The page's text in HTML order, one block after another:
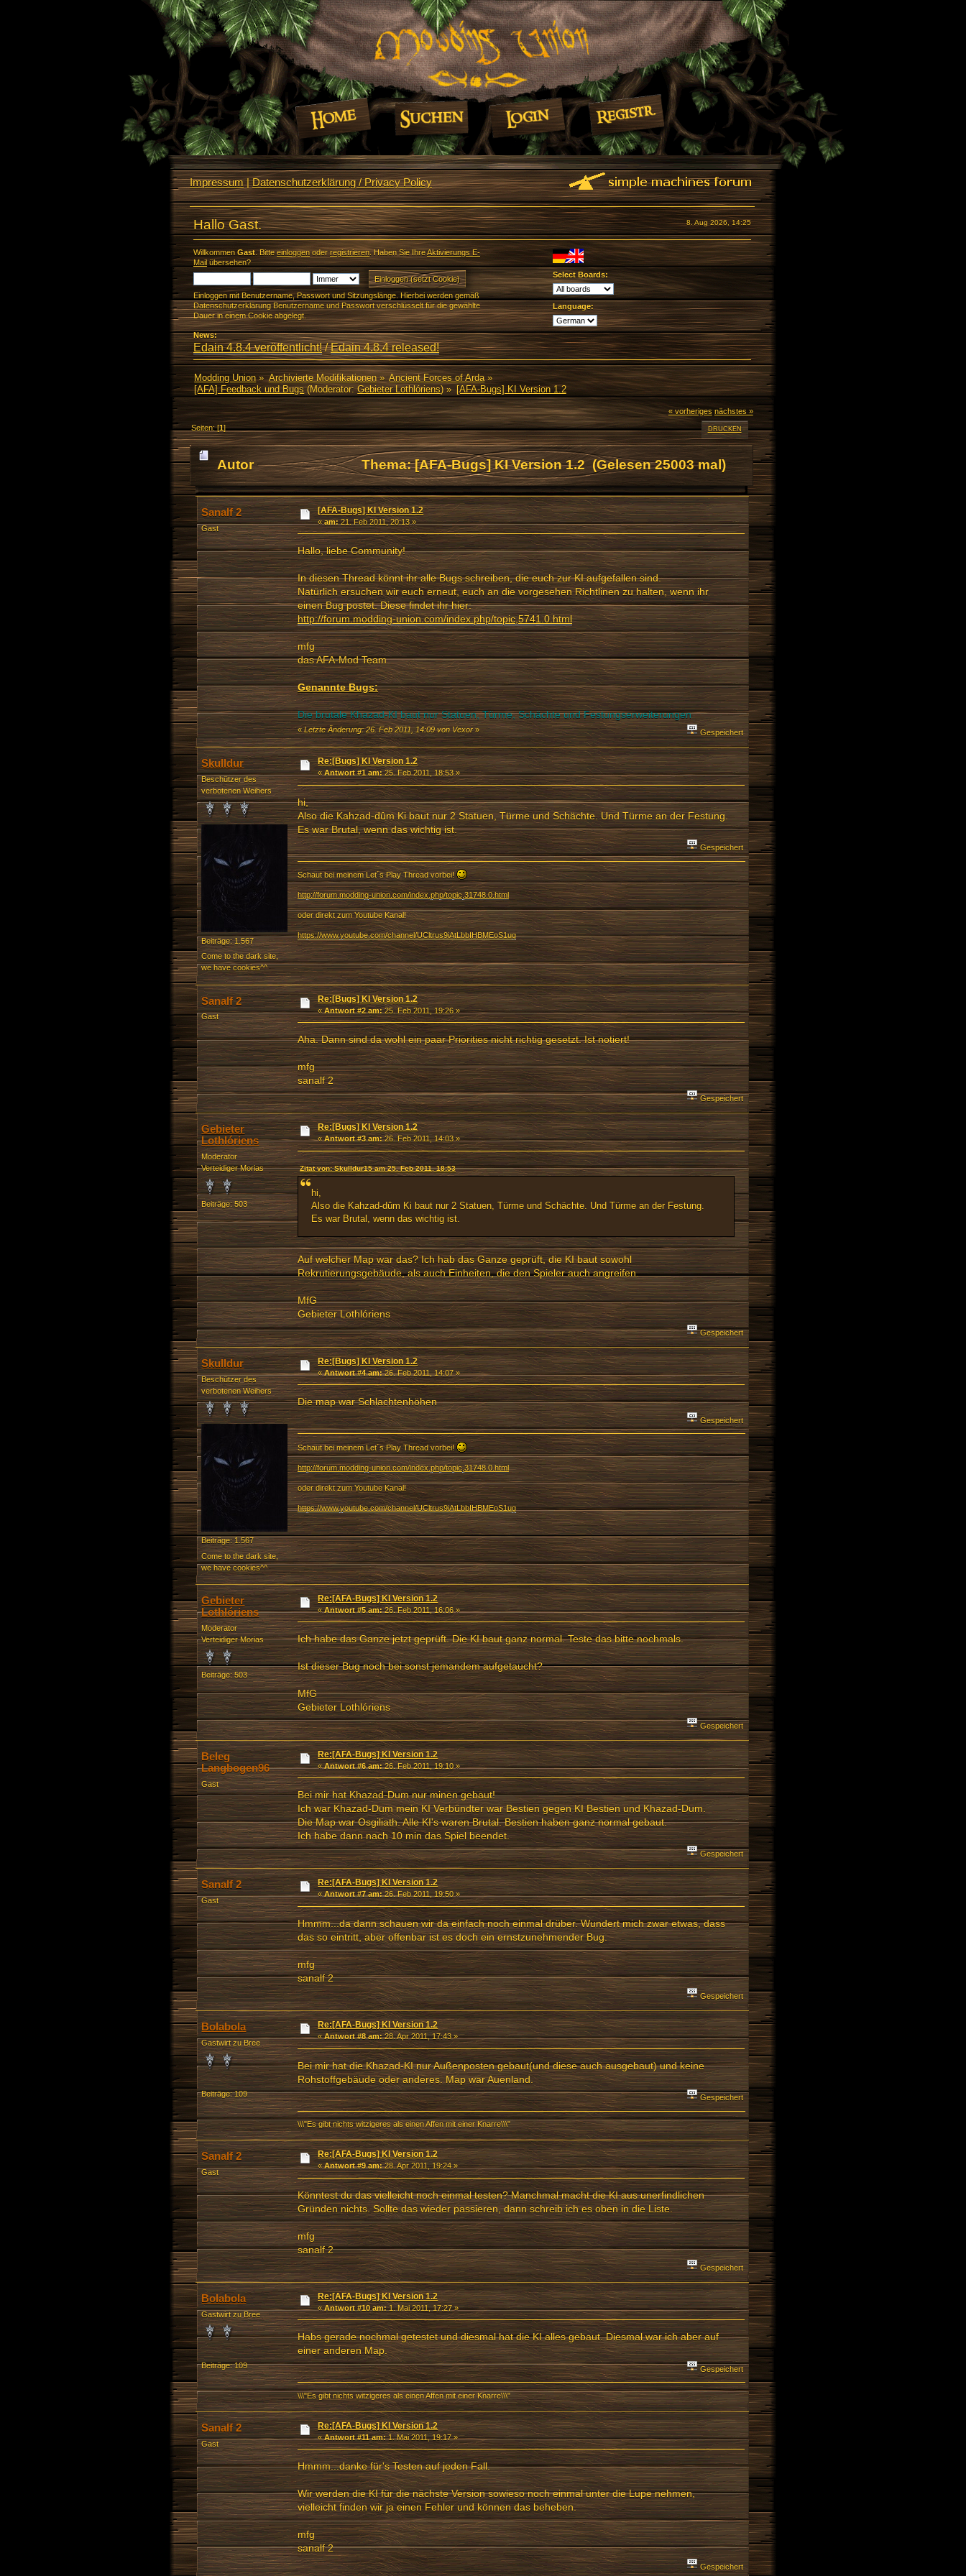
Impressum|Datenschutzerklärung / Privacy Policy
8. Aug 2026, 14:25
Hallo Gast.
Willkommen Gast. Bitte einloggenoderregistrieren. Haben Sie IhreAktivierungs E-
Mailübersehen?
Einloggen mit Benutzername, Passwort und Sitzungslänge. Hierbei werden gemäß
Datenschutzerklärung Benutzername und Passwort verschlüsselt für die gewählte
Dauer in einem Cookie abgelegt.
Select Boards:
Language:
News:
Edain 4.8.4 veröffentlicht!/Edain 4.8.4 released!
Modding Union» Archivierte Modifikationen» Ancient Forces of Arda»
[AFA] Feedback und Bugs(Moderator:Gebieter Lothlóriens) » [AFA-Bugs] KI Version 1.2
« vorheriges nächstes »
DRUCKEN
Seiten: [1]
Autor Thema: [AFA-Bugs] KI Version 1.2 (Gelesen 25003 mal)
Sanalf 2
Gast
[AFA-Bugs] KI Version 1.2
«am:21. Feb 2011, 20:13 »
Hallo, liebe Community!
In diesen Thread könnt ihr alle Bugs schreiben, die euch zur KI aufgefallen sind.
Natürlich ersuchen wir euch erneut, euch an die vorgesehen Richtlinen zu halten, wenn ihr
einen Bug postet. Diese findet ihr hier:
http://forum.modding-union.com/index.php/topic,5741.0.html
mfg
das AFA-Mod Team
Genannte Bugs:
Die brutale Khazad-KI baut nur Statuen, Türme, Schächte und Festungserweiterungen
«Letzte Änderung: 26. Feb 2011, 14:09 von Vexor» Gespeichert
Skulldur
Beschützer des
verbotenen Weihers
Beiträge: 1.567
Come to the dark site,
we have cookies^^
Re:[Bugs] KI Version 1.2
«Antwort #1 am:25. Feb 2011, 18:53 »
hi,
Also die Kahzad-dûm Ki baut nur 2 Statuen, Türme und Schächte. Und Türme an der Festung.
Es war Brutal, wenn das wichtig ist.
Gespeichert
Schaut bei meinem Let´s Play Thread vorbei!
http://forum.modding-union.com/index.php/topic,31748.0.html
oder direkt zum Youtube Kanal!
https://www.youtube.com/channel/UCltrus9iAtLbbIHBMEoS1ug
Sanalf 2
Gast
Re:[Bugs] KI Version 1.2
«Antwort #2 am:25. Feb 2011, 19:26 »
Aha. Dann sind da wohl ein paar Priorities nicht richtig gesetzt. Ist notiert!
mfg
sanalf 2
Gespeichert
Gebieter
Lothlóriens
Moderator
Verteidiger Morias
Beiträge: 503
Re:[Bugs] KI Version 1.2
«Antwort #3 am:26. Feb 2011, 14:03 »
Zitat von: Skulldur15 am 25. Feb 2011, 18:53
hi,
Also die Kahzad-dûm Ki baut nur 2 Statuen, Türme und Schächte. Und Türme an der Festung.
Es war Brutal, wenn das wichtig ist.
Auf welcher Map war das? Ich hab das Ganze geprüft, die KI baut sowohl
Rekrutierungsgebäude, als auch Einheiten, die den Spieler auch angreifen.
MfG
Gebieter Lothlóriens
Gespeichert
Skulldur
Beschützer des
verbotenen Weihers
Beiträge: 1.567
Come to the dark site,
we have cookies^^
Re:[Bugs] KI Version 1.2
«Antwort #4 am:26. Feb 2011, 14:07 »
Die map war Schlachtenhöhen
Gespeichert
Schaut bei meinem Let´s Play Thread vorbei!
http://forum.modding-union.com/index.php/topic,31748.0.html
oder direkt zum Youtube Kanal!
https://www.youtube.com/channel/UCltrus9iAtLbbIHBMEoS1ug
Gebieter
Lothlóriens
Moderator
Verteidiger Morias
Beiträge: 503
Re:[AFA-Bugs] KI Version 1.2
«Antwort #5 am:26. Feb 2011, 16:06 »
Ich habe das Ganze jetzt geprüft. Die KI baut ganz normal. Teste das bitte nochmals.
Ist dieser Bug noch bei sonst jemandem aufgetaucht?
MfG
Gebieter Lothlóriens
Gespeichert
Beleg
Langbogen96
Gast
Re:[AFA-Bugs] KI Version 1.2
«Antwort #6 am:26. Feb 2011, 19:10 »
Bei mir hat Khazad-Dum nur minen gebaut!
Ich war Khazad-Dum mein KI Verbündter war Bestien gegen KI Bestien und Khazad-Dum.
Die Map war Osgiliath. Alle KI's waren Brutal. Bestien haben ganz normal gebaut.
Ich habe dann nach 10 min das Spiel beendet.
Gespeichert
Sanalf 2
Gast
Re:[AFA-Bugs] KI Version 1.2
«Antwort #7 am:26. Feb 2011, 19:50 »
Hmmm...da dann schauen wir da einfach noch einmal drüber. Wundert mich zwar etwas, dass
das so eintritt, aber offenbar ist es doch ein ernstzunehmender Bug.
mfg
sanalf 2
Gespeichert
Bolabola
Gastwirt zu Bree
Beiträge: 109
Re:[AFA-Bugs] KI Version 1.2
«Antwort #8 am:28. Apr 2011, 17:43 »
Bei mir hat die Khazad-KI nur Außenposten gebaut(und diese auch ausgebaut) und keine
Rohstoffgebäude oder anderes. Map war Auenland.
Gespeichert
\\\"Es gibt nichts witzigeres als einen Affen mit einer Knarre\\\"
Sanalf 2
Gast
Re:[AFA-Bugs] KI Version 1.2
«Antwort #9 am:28. Apr 2011, 19:24 »
Könntest du das vielleicht noch einmal testen? Manchmal macht die KI aus unerfindlichen
Gründen nichts. Sollte das wieder passieren, dann schreib ich es oben in die Liste.
mfg
sanalf 2
Gespeichert
Bolabola
Gastwirt zu Bree
Beiträge: 109
Re:[AFA-Bugs] KI Version 1.2
«Antwort #10 am:1. Mai 2011, 17:27 »
Habs gerade nochmal getestet und diesmal hat die KI alles gebaut. Diesmal war ich aber auf
einer anderen Map.
Gespeichert
\\\"Es gibt nichts witzigeres als einen Affen mit einer Knarre\\\"
Sanalf 2
Gast
Re:[AFA-Bugs] KI Version 1.2
«Antwort #11 am:1. Mai 2011, 19:17 »
Hmmm...danke für's Testen auf jeden Fall.
Wir werden die KI für die nächste Version sowieso noch einmal unter die Lupe nehmen,
vielleicht finden wir ja einen Fehler und können das beheben.
mfg
sanalf 2
Gespeichert